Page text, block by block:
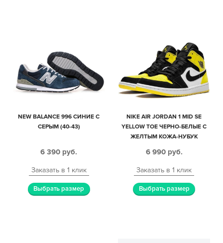
NEW BALANCE 996 СИНИЕ С
СЕРЫМ (40-43)
6 390 руб.
Заказать в 1 клик
Выбрать размер
NIKE AIR JORDAN 1 MID SE
YELLOW TOE ЧЕРНО-БЕЛЫЕ С
ЖЕЛТЫМ КОЖА-НУБУК
6 990 руб.
Заказать в 1 клик
Выбрать размер